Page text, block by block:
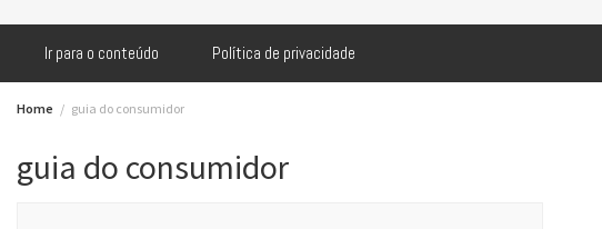
Ir para o conteúdo Política de privacidade
Home guia do consumidor
guia do consumidor